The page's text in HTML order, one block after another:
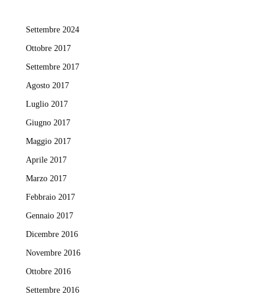
Settembre 2024
Ottobre 2017
Settembre 2017
Agosto 2017
Luglio 2017
Giugno 2017
Maggio 2017
Aprile 2017
Marzo 2017
Febbraio 2017
Gennaio 2017
Dicembre 2016
Novembre 2016
Ottobre 2016
Settembre 2016